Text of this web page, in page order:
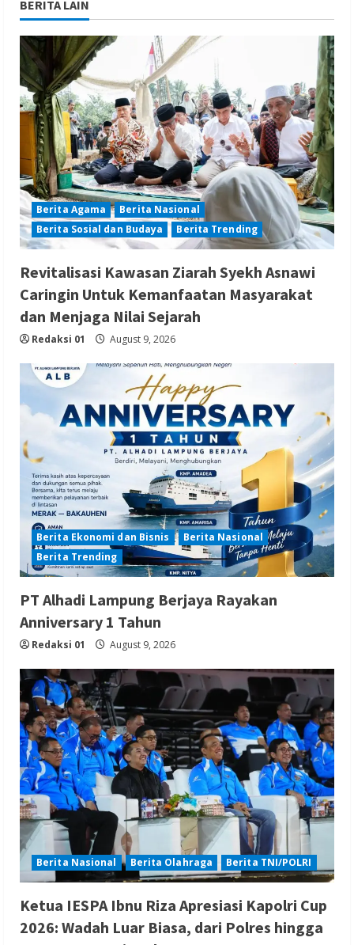
BERITA LAIN
Berita Agama
Berita Nasional
Berita Sosial dan Budaya
Berita Trending
Revitalisasi Kawasan Ziarah Syekh Asnawi
Caringin Untuk Kemanfaatan Masyarakat
dan Menjaga Nilai Sejarah
Redaksi 01 August 9, 2026
Berita Ekonomi dan Bisnis
Berita Nasional
Berita Trending
PT Alhadi Lampung Berjaya Rayakan
Anniversary 1 Tahun
Redaksi 01 August 9, 2026
Berita Nasional Berita Olahraga Berita TNI/POLRI
Ketua IESPA Ibnu Riza Apresiasi Kapolri Cup
2026: Wadah Luar Biasa, dari Polres hingga